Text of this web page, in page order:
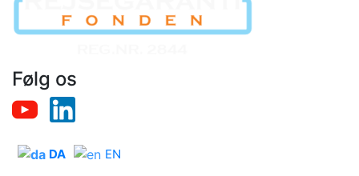
Følg os
DA EN